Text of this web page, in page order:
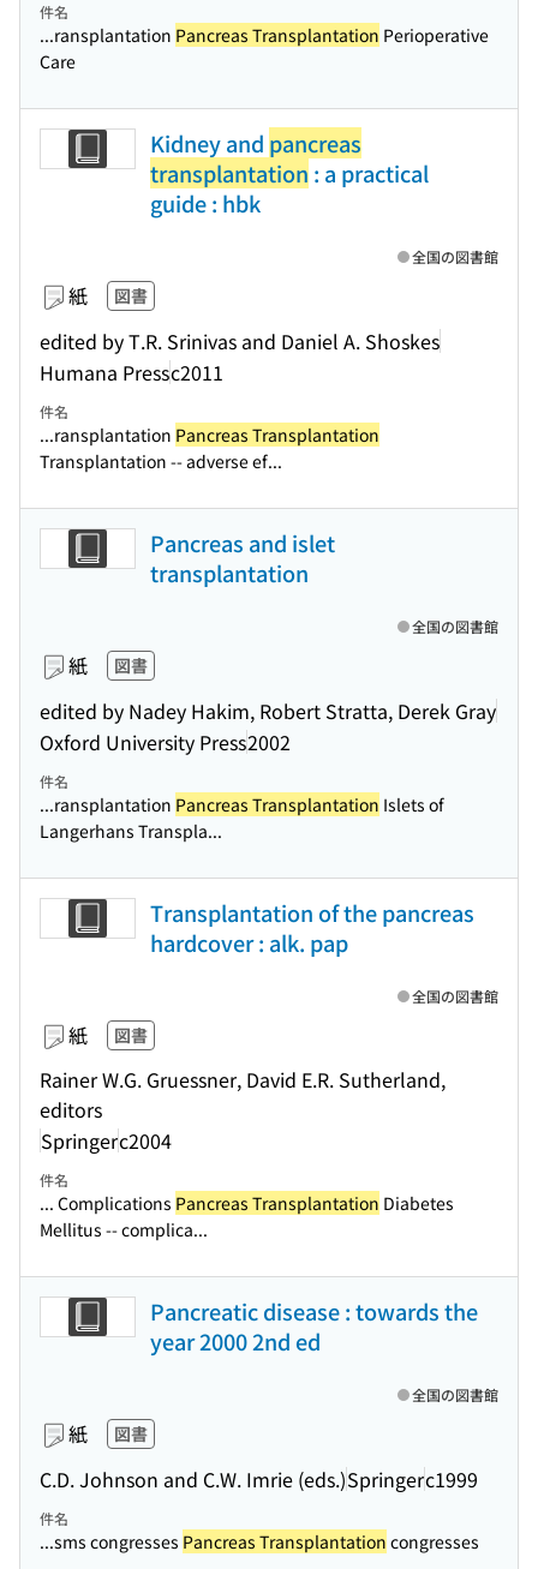
件名
...ransplantation Pancreas Transplantation Perioperative
Care
Kidney and pancreas
transplantation : a practical
guide : hbk
紙 図書
edited by T.R. Srinivas and Daniel A. Shoskes
Humana Pressc2011
全国の図書館
件名
...ransplantation Pancreas Transplantation
Transplantation -- adverse ef...
Pancreas and islet
transplantation
紙 図書
edited by Nadey Hakim, Robert Stratta, Derek Gray
Oxford University Press2002
全国の図書館
件名
...ransplantation Pancreas Transplantation Islets of
Langerhans Transpla...
Transplantation of the pancreas
hardcover : alk. pap
紙 図書
Rainer W.G. Gruessner, David E.R. Sutherland,
editors
Springerc2004
全国の図書館
件名
... Complications Pancreas Transplantation Diabetes
Mellitus -- complica...
Pancreatic disease : towards the
year 2000 2nd ed
紙 図書
C.D. Johnson and C.W. Imrie (eds.)Springerc1999
全国の図書館
件名
...sms congresses Pancreas Transplantation congresses